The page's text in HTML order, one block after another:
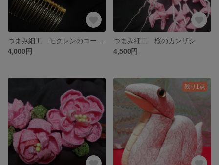
4,000円
つまみ細工 桜のカンザシ
4,500円
残り1点